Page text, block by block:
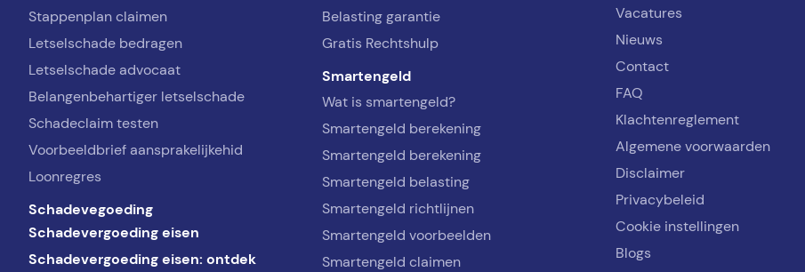
Stappenplan claimen
Letselschade bedragen
Letselschade advocaat
Belangenbehartiger letselschade
Schadeclaim testen
Voorbeeldbrief aansprakelijkehid
Loonregres
Schadevegoeding
Schadevergoeding eisen
Schadevergoeding eisen: ontdek
Belasting garantie
Gratis Rechtshulp
Smartengeld
Wat is smartengeld?
Smartengeld berekening
Smartengeld berekening
Smartengeld belasting
Smartengeld richtlijnen
Smartengeld voorbeelden
Smartengeld claimen
Vacatures
Nieuws
Contact
FAQ
Klachtenreglement
Algemene voorwaarden
Disclaimer
Privacybeleid
Cookie instellingen
Blogs